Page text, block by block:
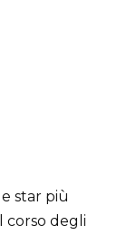
star più
corso degli